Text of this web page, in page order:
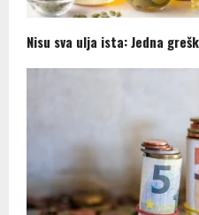
Nisu sva ulja ista: Jedna